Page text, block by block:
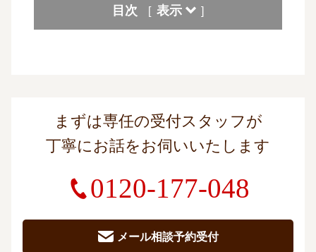
目次 [ 表示 ]
まずは専任の受付スタッフが
丁寧にお話をお伺いいたします
0120-177-048
メール相談予約受付